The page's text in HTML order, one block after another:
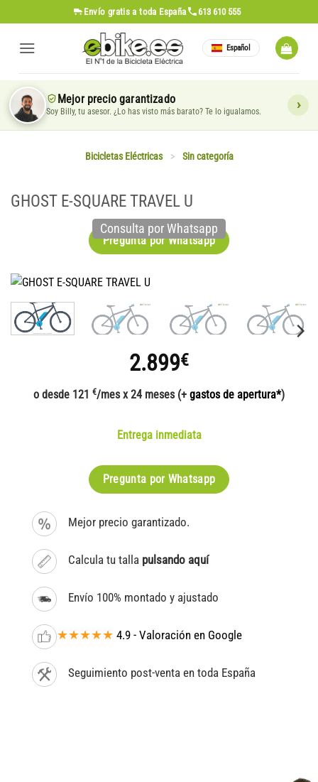
al
contenido
Envío gratis a toda España 613 610 555
Español
Mejor precio garantizado
Soy Billy, tu asesor. ¿Lo has visto más barato? Te lo igualamos.
Bicicletas Eléctricas > Sin categoría
GHOST E-SQUARE TRAVEL U
Pregunta por Whatsapp
Consulta por Whatsapp
2.899€
o desde 121 €/mes x 24 meses (+ gastos de apertura*)
Entrega inmediata
Pregunta por Whatsapp
Mejor precio garantizado.
Calcula tu talla pulsando aquí
Envío 100% montado y ajustado
★★★★★ 4.9 - Valoración en Google
Seguimiento post-venta en toda España